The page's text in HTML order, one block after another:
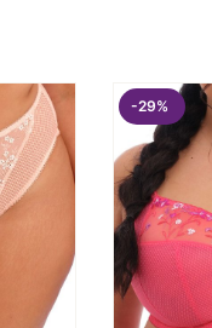
-29%